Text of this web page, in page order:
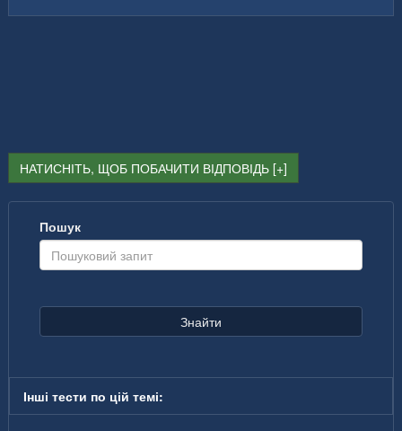
НАТИСНІТЬ, ЩОБ ПОБАЧИТИ ВІДПОВІДЬ
Пошук
Знайти
Інші тести по цій темі: